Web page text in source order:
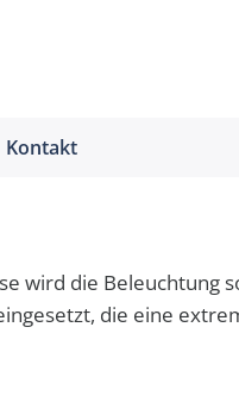
Kontakt
wird die Beleuchtung
die eine